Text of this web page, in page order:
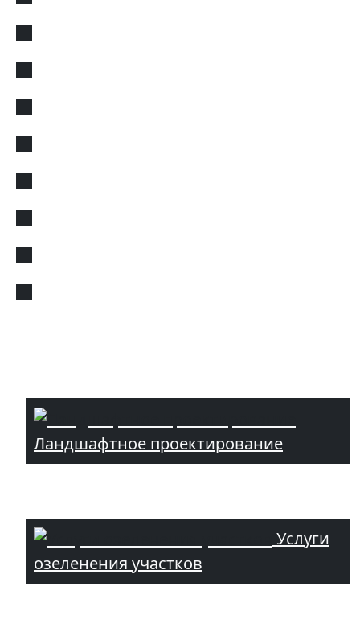
Ландшафтное проектирование
Услуги
озеленения участков